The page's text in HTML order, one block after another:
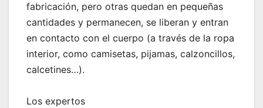
fabricación, pero otras quedan en pequeñas
cantidades y permanecen, se liberan y entran
en contacto con el cuerpo (a través de la ropa
interior, como camisetas, pijamas, calzoncillos,
calcetines…).
Los expertos